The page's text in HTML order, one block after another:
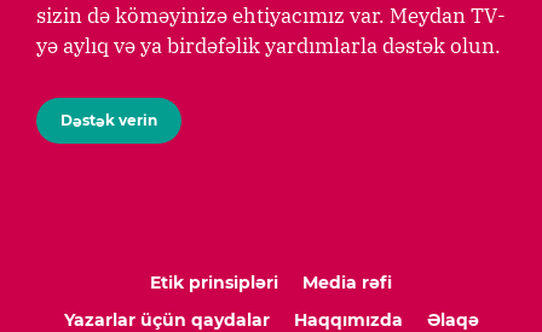
sizin də köməyinizə ehtiyacımız var. Meydan TV-
yə aylıq və ya birdəfəlik yardımlarla dəstək olun.
Dəstək verin
Etik prinsipləri
Media rəfi
Yazarlar üçün qaydalar
Haqqımızda
Əlaqə